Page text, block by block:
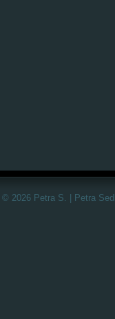
© 2026 Petra S. | Petra